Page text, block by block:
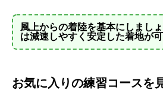
風上からの着陸を基本にしまし
は減速しやすく安定した着地が可
お気に入りの練習コースを